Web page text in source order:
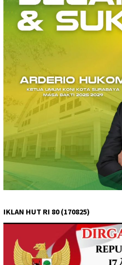
IKLAN HUT RI 80 (170825)